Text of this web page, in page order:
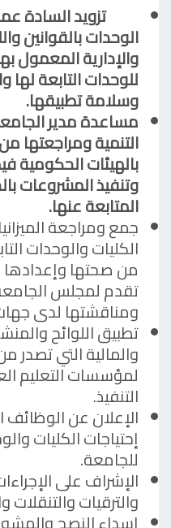
تزويد السادة
الوحدات بالقوانين
والإدارية المعمول
للوحدات التابعة لها
وسلامة تطبيقها.
مساعدة مدير
التنمية ومراجعتها
بالهيئات الحكومية
وتنفيذ المشروعات
المتابعة عنها.
جمع ومراجعة
الكليات والوحدات
من صحتها وإعدادها
تقدم لمجلس
ومناقشتها لدى
تطبيق اللوائح
والمالية التي تصدر
لمؤسسات التعليم
التنفيذ.
الإعلان عن
إحتياجات الكليات
للجامعة.
الإشراف على
والترقيات